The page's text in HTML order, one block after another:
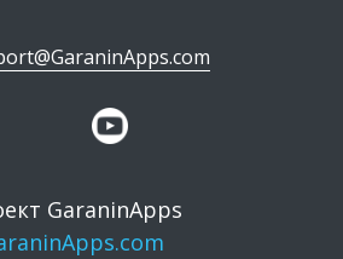
GaraninApps